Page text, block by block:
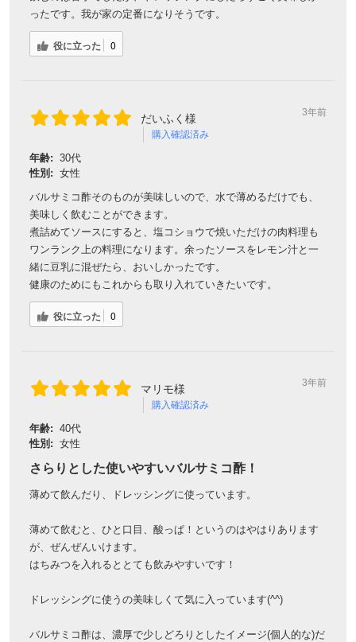
ったです。我が家の定番になりそうです。
役に立った 0
だいふく様
購入確認済み
3年前
年齢: 30代
性別: 女性
バルサミコ酢そのものが美味しいので、水で薄めるだけでも、
美味しく飲むことができます。
煮詰めてソースにすると、塩コショウで焼いただけの肉料理も
ワンランク上の料理になります。余ったソースをレモン汁と一
緒に豆乳に混ぜたら、おいしかったです。
健康のためにもこれからも取り入れていきたいです。
役に立った 0
マリモ様
購入確認済み
3年前
年齢: 40代
性別: 女性
さらりとした使いやすいバルサミコ酢！
薄めて飲んだり、ドレッシングに使っています。
薄めて飲むと、ひと口目、酸っぱ！というのはやはりあります
が、ぜんぜんいけます。
はちみつを入れるととても飲みやすいです！
ドレッシングに使うの美味しくて気に入っています(^^)
バルサミコ酢は、濃厚で少しどろりとしたイメージ(個人的な)だ